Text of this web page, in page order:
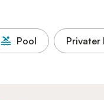
Pool Privater